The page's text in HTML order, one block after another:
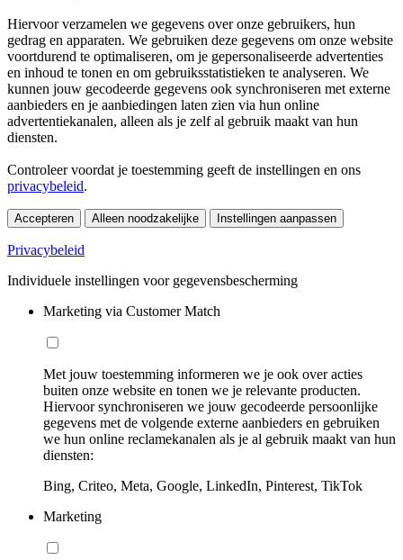
Hiervoor verzamelen we gegevens over onze gebruikers, hun
gedrag en apparaten. We gebruiken deze gegevens om onze website
voortdurend te optimaliseren, om je gepersonaliseerde advertenties
en inhoud te tonen en om gebruiksstatistieken te analyseren. We
kunnen jouw gecodeerde gegevens ook synchroniseren met externe
aanbieders en je aanbiedingen laten zien via hun online
advertentiekanalen, alleen als je zelf al gebruik maakt van hun
diensten.
Controleer voordat je toestemming geeft de instellingen en ons
privacybeleid.
Accepteren Alleen noodzakelijke Instellingen aanpassen
Privacybeleid
Individuele instellingen voor gegevensbescherming
Marketing via Customer Match
Met jouw toestemming informeren we je ook over acties
buiten onze website en tonen we je relevante producten.
Hiervoor synchroniseren we jouw gecodeerde persoonlijke
gegevens met de volgende externe aanbieders en gebruiken
we hun online reclamekanalen als je al gebruik maakt van hun
diensten:
Bing, Criteo, Meta, Google, LinkedIn, Pinterest, TikTok
Marketing